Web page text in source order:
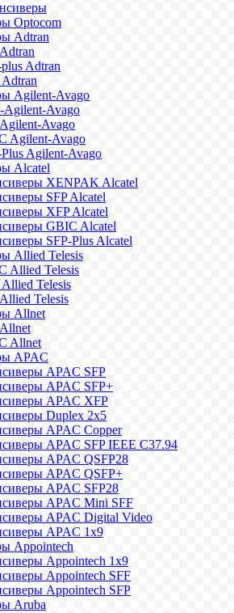
Optocom
Adtran
Adtran
Agilent-Avago
Agilent-Avago
Avago
Agilent-Avago
Plus Agilent-Avago
Alcatel
XENPAK Alcatel
SFP Alcatel
XFP Alcatel
GBIC Alcatel
SFP-Plus Alcatel
Allied Telesis
Allied Telesis
Telesis
Telesis
Allnet
Allnet
APAC
APAC SFP
APAC SFP+
APAC XFP
Duplex 2x5
APAC Copper
APAC SFP IEEE C37.94
APAC QSFP28
APAC QSFP+
APAC SFP28
APAC Mini SFF
APAC Digital Video
APAC 1x9
Appointech
Appointech 1x9
Appointech SFF
Appointech SFP
Aruba